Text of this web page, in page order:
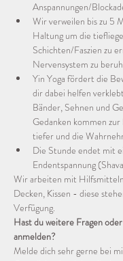
Anspannungen/
Wir verweilen bis zu 5
Haltung um die
Schichten/Faszien zu
Nervensystem zu
Yin Yoga fördert die
dir dabei helfen
Bänder, Sehnen und
Gedanken kommen
tiefer und die
Die Stunde endet mit
Endentspannung
Wir arbeiten mit
Decken, Kissen - diese
Verfügung.
Hast du weitere Fragen
anmelden?
Melde dich sehr gerne bei